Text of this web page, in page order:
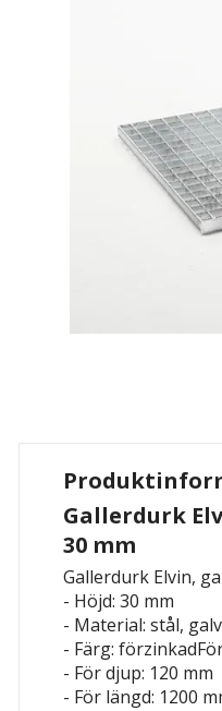
Gallerdurk
30 mm
Gallerdurk Elvin,
- Höjd: 30 mm
- Material: stål,
- Färg:
- För djup: 120 mm
- För längd: 1200